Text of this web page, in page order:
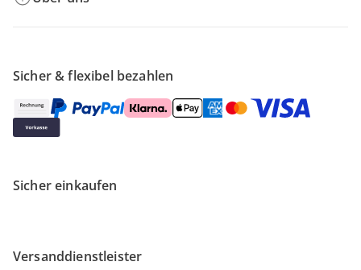
Sicher & flexibel bezahlen
Sicher einkaufen
Versanddienstleister